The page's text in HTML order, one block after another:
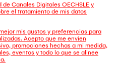
Canales Digitales OECHSLE y
el tratamiento de mis datos
mis gustos y preferencias para
Acepto que me envien
promociones hechas a mi medida,
eventos y todo lo que se alinee